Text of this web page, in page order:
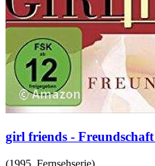
girl friends -
(1995 Fernsehserie)